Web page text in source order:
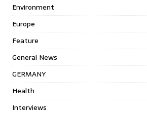
Environment
Europe
Feature
General News
GERMANY
Health
Interviews